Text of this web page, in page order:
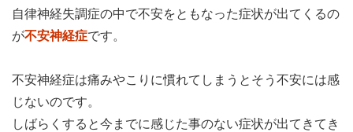
自律神経失調症の中で不安をともなった症状が出てくるの
が不安神経症です。
不安神経症は痛みやこりに慣れてしまうとそう不安には感
じないのです。
しばらくすると今までに感じた事のない症状が出てきてき